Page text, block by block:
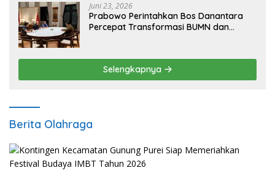
Juni 23, 2026
Prabowo Perintahkan Bos Danantara
Percepat Transformasi BUMN dan
Selengkapnya
Berita Olahraga